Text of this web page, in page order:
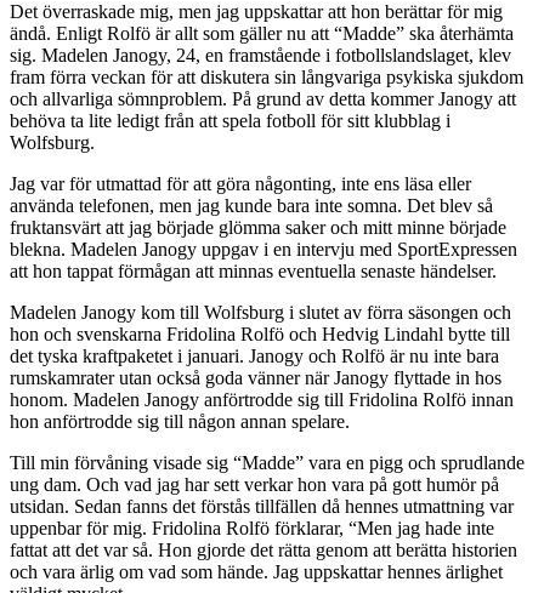
Det överraskade mig, men jag uppskattar att hon berättar för mig
ändå. Enligt Rolfö är allt som gäller nu att “Madde” ska återhämta
sig. Madelen Janogy, 24, en framstående i fotbollslandslaget, klev
fram förra veckan för att diskutera sin långvariga psykiska sjukdom
och allvarliga sömnproblem. På grund av detta kommer Janogy att
behöva ta lite ledigt från att spela fotboll för sitt klubblag i
Wolfsburg.
Jag var för utmattad för att göra någonting, inte ens läsa eller
använda telefonen, men jag kunde bara inte somna. Det blev så
fruktansvärt att jag började glömma saker och mitt minne började
blekna. Madelen Janogy uppgav i en intervju med SportExpressen
att hon tappat förmågan att minnas eventuella senaste händelser.
Madelen Janogy kom till Wolfsburg i slutet av förra säsongen och
hon och svenskarna Fridolina Rolfö och Hedvig Lindahl bytte till
det tyska kraftpaketet i januari. Janogy och Rolfö är nu inte bara
rumskamrater utan också goda vänner när Janogy flyttade in hos
honom. Madelen Janogy anförtrodde sig till Fridolina Rolfö innan
hon anförtrodde sig till någon annan spelare.
Till min förvåning visade sig “Madde” vara en pigg och sprudlande
ung dam. Och vad jag har sett verkar hon vara på gott humör på
utsidan. Sedan fanns det förstås tillfällen då hennes utmattning var
uppenbar för mig. Fridolina Rolfö förklarar, “Men jag hade inte
fattat att det var så. Hon gjorde det rätta genom att berätta historien
och vara ärlig om vad som hände. Jag uppskattar hennes ärlighet